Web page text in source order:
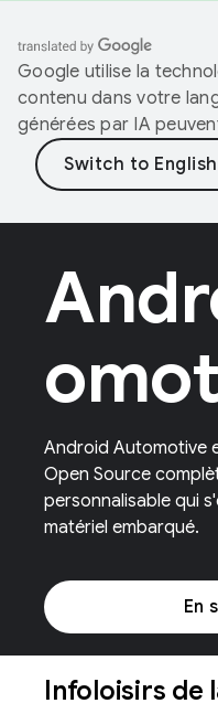
Google utilise la
contenu dans votre
générées par IA
Android Automotive
Open Source
personnalisable qui
matériel embarqué.
En
Infoloisirs de